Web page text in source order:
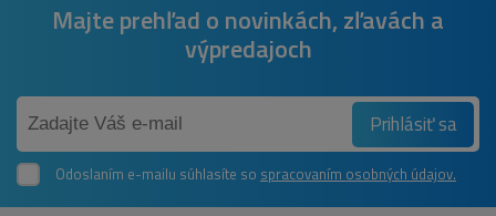
Majte prehľad o novinkách, zľavách a
výpredajoch
Prihlásiť sa
Odoslaním e-mailu súhlasíte so spracovaním osobných údajov.